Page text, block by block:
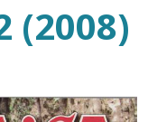
(2008)